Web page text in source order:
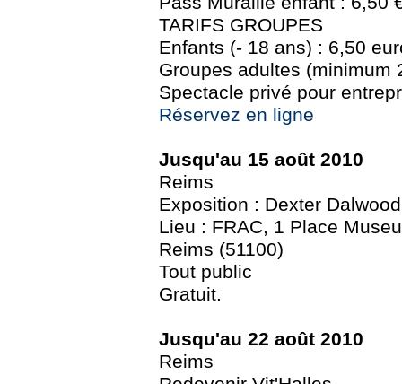
TARIFS GROUPES
Enfants (- 18 ans) : 6,50
Groupes adultes (minimum
Spectacle privé pour
Réservez en ligne
Jusqu'au 15 août 2010
Reims
Exposition : Dexter Dalwood
Lieu : FRAC, 1 Place
Reims (51100)
Tout public
Gratuit.
Jusqu'au 22 août 2010
Reims